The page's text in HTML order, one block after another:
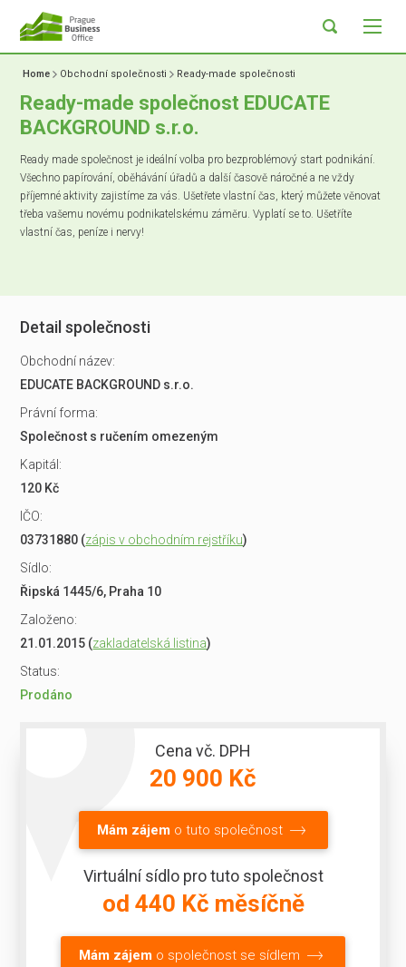
Home Obchodní společnosti Ready-made společnosti
Ready-made společnost EDUCATE
BACKGROUND s.r.o.
Ready made společnost je ideální volba pro bezproblémový start podnikání.
Všechno papírování, oběhávání úřadů a další časově náročné a ne vždy
příjemné aktivity zajistíme za vás. Ušetřete vlastní čas, který můžete věnovat
třeba vašemu novému podnikatelskému záměru. Vyplatí se to. Ušetříte
vlastní čas, peníze i nervy!
Detail společnosti
Obchodní název:
EDUCATE BACKGROUND s.r.o.
Právní forma:
Společnost s ručením omezeným
Kapitál:
120 Kč
IČO:
03731880 (zápis v obchodním rejstříku)
Sídlo:
Řipská 1445/6, Praha 10
Založeno:
21.01.2015 (zakladatelská listina)
Status:
Prodáno
Cena vč. DPH
20 900 Kč
Mám zájemo tuto společnost
Virtuální sídlo pro tuto společnost
od 440 Kč měsíčně
Mám zájem o společnost se sídlem